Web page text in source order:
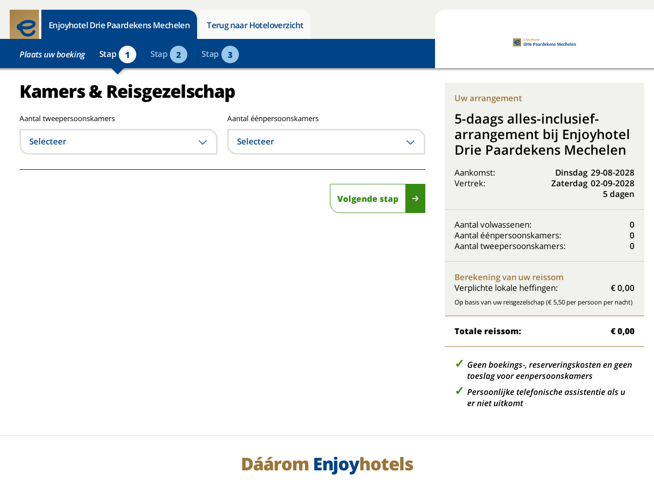
Enjoyhotel Drie Paardekens Mechelen Terug naar Hoteloverzicht
Plaats uw boeking Stap 1 Stap 2 Stap 3
Kamers & Reisgezelschap
Aantal tweepersoonskamers
Selecteer
Aantal éénpersoonskamers
Selecteer
Volgende stap
Uw arrangement
5-daags alles-inclusief-
arrangement bij Enjoyhotel
Drie Paardekens Mechelen
Aankomst: Dinsdag 29-08-2028
Vertrek:
Zaterdag 02-09-2028
5 dagen
Aantal volwassenen:
0
Aantal éénpersoonskamers:
0
Aantal tweepersoonskamers:
0
Berekening van uw reissom
Verplichte lokale heffingen:
€ 0,00
Op basis van uw reisgezelschap (€ 5,50 per persoon per nacht)
Totale reissom: € 0,00
Geen boekings-, reserveringskosten en geen
toeslag voor eenpersoonskamers
Persoonlijke telefonische assistentie als u
er niet uitkomt
Dáárom Enjoyhotels